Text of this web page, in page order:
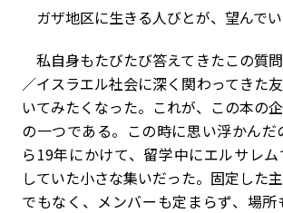
ガザ地区に生きる人びとが、望んでい
私自身もたびたび答えてきたこの質
／イスラエル社会に深く関わってきた
いてみたくなった。これが、この本の
の一つである。この時に思い浮かんだ
ら19年にかけて、留学中にエルサレ
していた小さな集いだった。固定した
でもなく、メンバーも定まらず、場所